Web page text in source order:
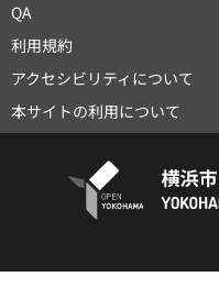
QA
利用規約
アクセシビリティについて
本サイトの利用について